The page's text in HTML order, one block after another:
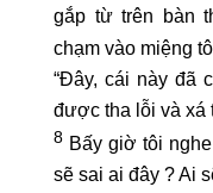
gắp từ trên bàn
chạm vào miệng
“Đây, cái này đã
được tha lỗi và xá
8 Bấy giờ tôi
sẽ sai ai đây ? Ai